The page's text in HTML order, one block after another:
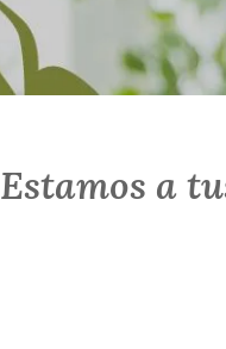
Estamos a